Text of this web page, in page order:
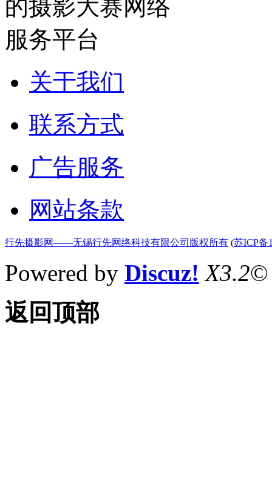
关于我们
联系方式
广告服务
网站条款
行先摄影网——无锡行先网络科技有限公司版权所有 (苏ICP备
Powered by Discuz! X3.2©
返回顶部